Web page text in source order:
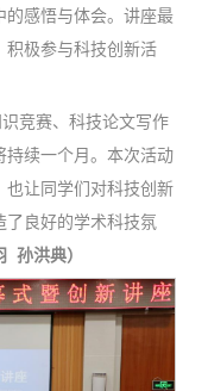
的感悟与体会。讲座最
积极参与科技创新活
竞赛、科技论文写作
持续一个月。本次活动
也让同学们对科技创新
了良好的学术科技氛
孙洪典）